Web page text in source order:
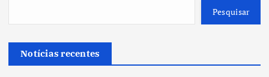
Pesquisar
Notícias recentes